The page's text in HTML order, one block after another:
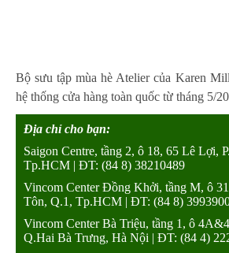
Bộ sưu tập mùa hè Atelier của Karen
hệ thống cửa hàng toàn quốc từ tháng 5/
Địa chỉ cho bạn:
Saigon Centre, tầng 2, ô 18, 65 Lê Lợi,
Tp.HCM | ĐT: (84 8) 38210489
Vincom Center Đồng Khởi, tầng M, ô
Tôn, Q.1, Tp.HCM | ĐT: (84 8)
Vincom Center Bà Triệu, tầng 1, ô
Q.Hai Bà Trưng, Hà Nội | ĐT: (84 4)